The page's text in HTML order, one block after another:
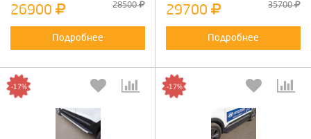
26900 28500
Подробнее
29700 35700
Подробнее
-17% -17%